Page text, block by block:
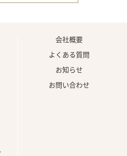
会社概要
よくある質問
お知らせ
お問い合わせ